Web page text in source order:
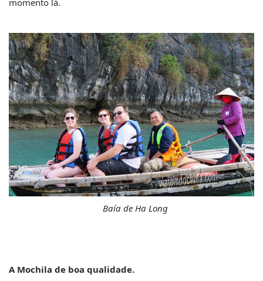
momento lá.
Baía de Ha Long
A Mochila de boa qualidade.